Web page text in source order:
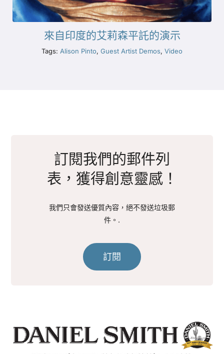
來自印度的艾莉森平託的演示
Tags: Alison Pinto, Guest Artist Demos, Video
訂閱我們的郵件列
表，獲得創意靈感！
我們只會發送優質內容，絕不發送垃圾郵
件。.
訂閱